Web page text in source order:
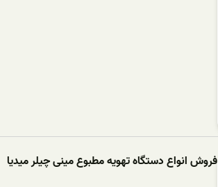
فروش انواع دستگاه تهویه مطبوع مینی چیلر میدیا